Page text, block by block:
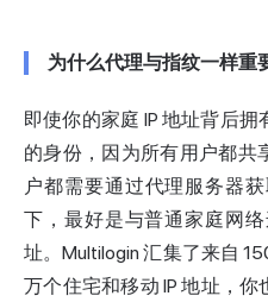
为什么代理与指纹一样重
即使你的家庭 IP 地址背后
的身份，因为所有用户都共
户都需要通过代理服务器
下，最好是与普通家庭网
址。Multilogin 汇集了来自
万个住宅和移动 IP 地址，